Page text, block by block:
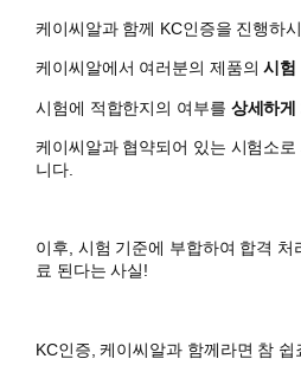
케이씨알과 함께 KC인증을 진행하
​케이씨알에서 여러분의 제품의시험
시험에 적합한지의 여부를 상세하게
케이씨알과 협약되어 있는 시험소로
니다.
이후, 시험 기준에 부합하여 합격 처
료 된다는 사실!
KC인증, 케이씨알과 함께라면 참 쉽